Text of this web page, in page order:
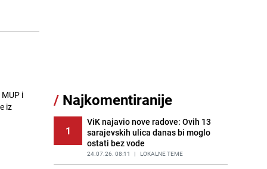
i
iz
jednostavan desert bez imalo muke
12
Pojavili su vam se mravi u kući? Bez
brige, ovo su najbolji načini da ih se
riješite
PRIJE 2 DANA | ŽIVOT I STIL
/ Najkomentiranije
1
ViK najavio nove radove: Ovih 13
sarajevskih ulica danas bi moglo
ostati bez vode
24.07.26. 08:11 | LOKALNE TEME